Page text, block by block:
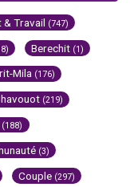
& Travail (747)
Berechit (1)
Mila (176)
(219)
(188)
(3)
Couple (297)